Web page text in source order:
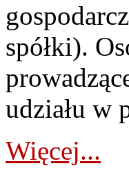
spółki).
udziału w
Więcej...